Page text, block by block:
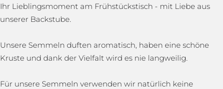
Ihr Lieblingsmoment am Frühstückstisch - mit Liebe aus
unserer Backstube.
Unsere Semmeln duften aromatisch, haben eine schöne
Kruste und dank der Vielfalt wird es nie langweilig.
Für unsere Semmeln verwenden wir natürlich keine